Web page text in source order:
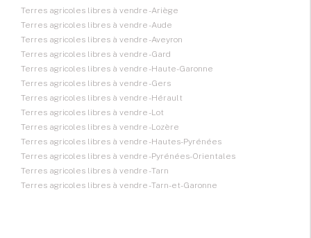
Terres agricoles libres à vendre - Ariège
Terres agricoles libres à vendre - Aude
Terres agricoles libres à vendre - Aveyron
Terres agricoles libres à vendre - Gard
Terres agricoles libres à vendre - Haute-Garonne
Terres agricoles libres à vendre - Gers
Terres agricoles libres à vendre - Hérault
Terres agricoles libres à vendre - Lot
Terres agricoles libres à vendre - Lozère
Terres agricoles libres à vendre - Hautes-Pyrénées
Terres agricoles libres à vendre - Pyrénées-Orientales
Terres agricoles libres à vendre - Tarn
Terres agricoles libres à vendre - Tarn-et-Garonne